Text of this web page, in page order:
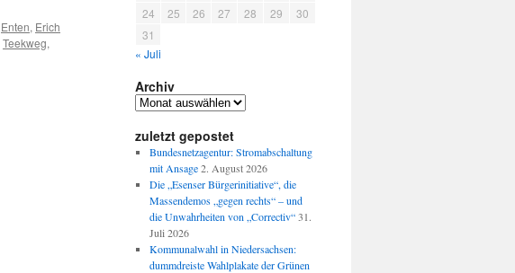
Enten, Erich
Teekweg,
24
25 26 27 28 29
30
31
« Juli
Archiv
Archiv
zuletzt gepostet
Bundesnetzagentur: Stromabschaltung
mit Ansage 2. August 2026
Die „Esenser Bürgerinitiative“, die
Massendemos „gegen rechts“ – und
die Unwahrheiten von „Correctiv“ 31.
Juli 2026
Kommunalwahl in Niedersachsen:
dummdreiste Wahlplakate der Grünen